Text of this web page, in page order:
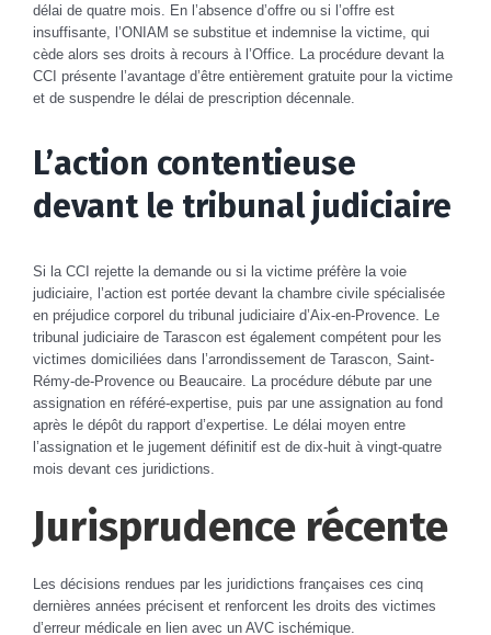
délai de quatre mois. En l’absence d’offre ou si l’offre est
insuffisante, l’ONIAM se substitue et indemnise la victime, qui
cède alors ses droits à recours à l’Office. La procédure devant la
CCI présente l’avantage d’être entièrement gratuite pour la victime
et de suspendre le délai de prescription décennale.
L’action contentieuse
devant le tribunal judiciaire
Si la CCI rejette la demande ou si la victime préfère la voie
judiciaire, l’action est portée devant la chambre civile spécialisée
en préjudice corporel du tribunal judiciaire d’Aix-en-Provence. Le
tribunal judiciaire de Tarascon est également compétent pour les
victimes domiciliées dans l’arrondissement de Tarascon, Saint-
Rémy-de-Provence ou Beaucaire. La procédure débute par une
assignation en référé-expertise, puis par une assignation au fond
après le dépôt du rapport d’expertise. Le délai moyen entre
l’assignation et le jugement définitif est de dix-huit à vingt-quatre
mois devant ces juridictions.
Jurisprudence récente
Les décisions rendues par les juridictions françaises ces cinq
dernières années précisent et renforcent les droits des victimes
d’erreur médicale en lien avec un AVC ischémique.